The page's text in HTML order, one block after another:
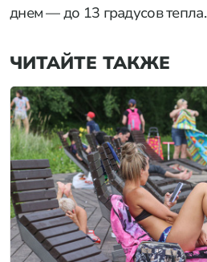
днем — до 13 градусов тепла.
ЧИТАЙТЕ ТАКЖЕ